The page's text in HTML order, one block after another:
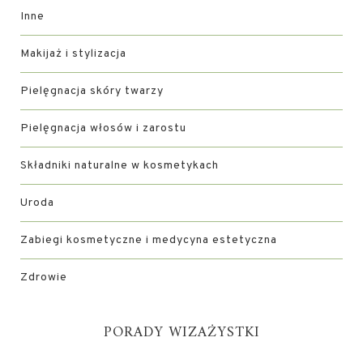
Inne
Makijaż i stylizacja
Pielęgnacja skóry twarzy
Pielęgnacja włosów i zarostu
Składniki naturalne w kosmetykach
Uroda
Zabiegi kosmetyczne i medycyna estetyczna
Zdrowie
PORADY WIZAŻYSTKI